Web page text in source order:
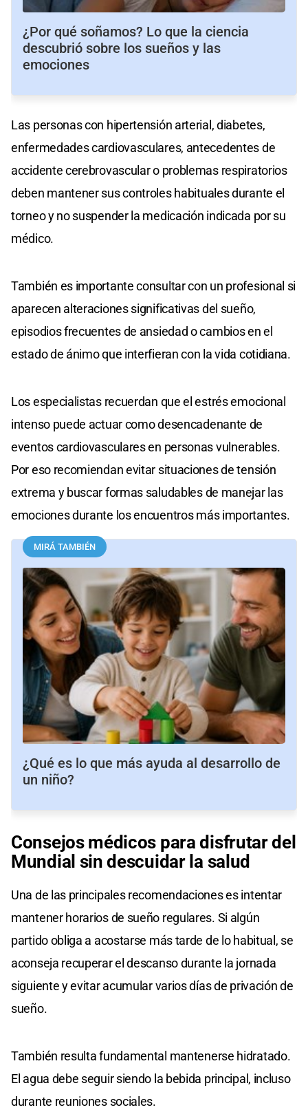
¿Por qué soñamos? Lo que la ciencia
descubrió sobre los sueños y las
emociones
Las personas con hipertensión arterial, diabetes,
enfermedades cardiovasculares, antecedentes de
accidente cerebrovascular o problemas respiratorios
deben mantener sus controles habituales durante el
torneo y no suspender la medicación indicada por su
médico.
También es importante consultar con un profesional si
aparecen alteraciones significativas del sueño,
episodios frecuentes de ansiedad o cambios en el
estado de ánimo que interfieran con la vida cotidiana.
Los especialistas recuerdan que el estrés emocional
intenso puede actuar como desencadenante de
eventos cardiovasculares en personas vulnerables.
Por eso recomiendan evitar situaciones de tensión
extrema y buscar formas saludables de manejar las
emociones durante los encuentros más importantes.
MIRÁ TAMBIÉN
¿Qué es lo que más ayuda al desarrollo de
un niño?
Consejos médicos para disfrutar del
Mundial sin descuidar la salud
Una de las principales recomendaciones es intentar
mantener horarios de sueño regulares. Si algún
partido obliga a acostarse más tarde de lo habitual, se
aconseja recuperar el descanso durante la jornada
siguiente y evitar acumular varios días de privación de
sueño.
También resulta fundamental mantenerse hidratado.
El agua debe seguir siendo la bebida principal, incluso
durante reuniones sociales.